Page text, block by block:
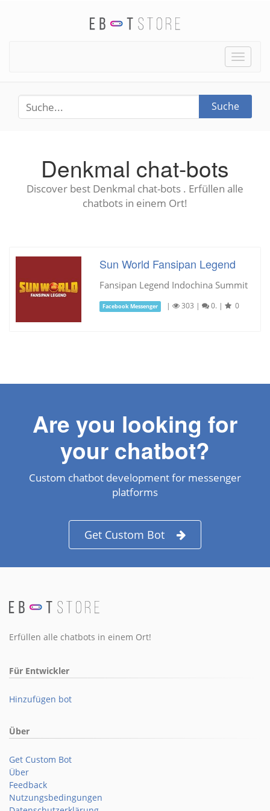
Toggle
Suche
Denkmal chat-bots
Discover best Denkmal chat-bots . Erfüllen alle
chatbots in einem Ort!
Sun World Fansipan Legend
Fansipan Legend Indochina Summit
Facebook Messenger | 303 | 0. | 0
Are you looking for
your chatbot?
Custom chatbot development for messenger
platforms
Get Custom Bot
Erfüllen alle chatbots in einem Ort!
Für Entwickler
Hinzufügen bot
Über
Get Custom Bot
Über
Feedback
Nutzungsbedingungen